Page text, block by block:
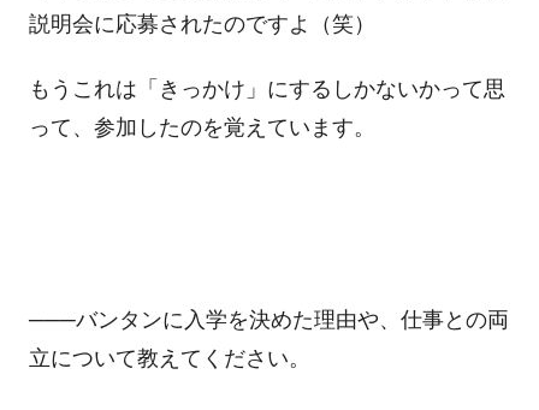
説明会に応募されたのですよ（笑）
もうこれは「きっかけ」にするしかないかって思
って、参加したのを覚えています。
───バンタンに入学を決めた理由や、仕事との両
立について教えてください。